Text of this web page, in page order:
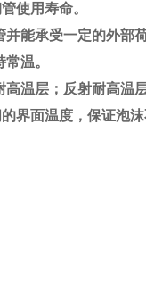
管使用寿命。
并能承受一定的外
持常温。
高温层；反射耐高
的界面温度，保证